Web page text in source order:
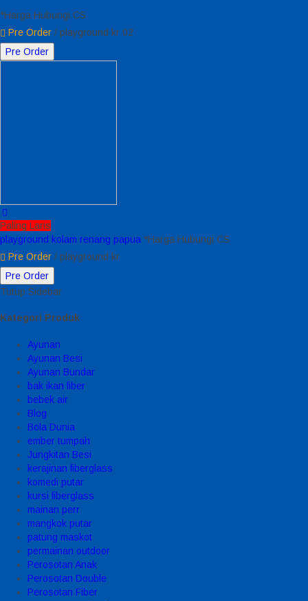
*Harga Hubungi CS
Pre Order / playground kr 02
Pre Order
Paling Laris
playground kolam renang papua *Harga Hubungi CS
Pre Order / playground kr
Pre Order
Tutup Sidebar
Kategori Produk
Ayunan
Ayunan Besi
Ayunan Bundar
bak ikan fiber
bebek air
Blog
Bola Dunia
ember tumpah
Jungkitan Besi
kerajinan fiberglass
komedi putar
kursi fiberglass
mainan perr
mangkok putar
patung maskot
permainan outdoor
Perosotan Anak
Perosotan Double
Perosotan Fiber